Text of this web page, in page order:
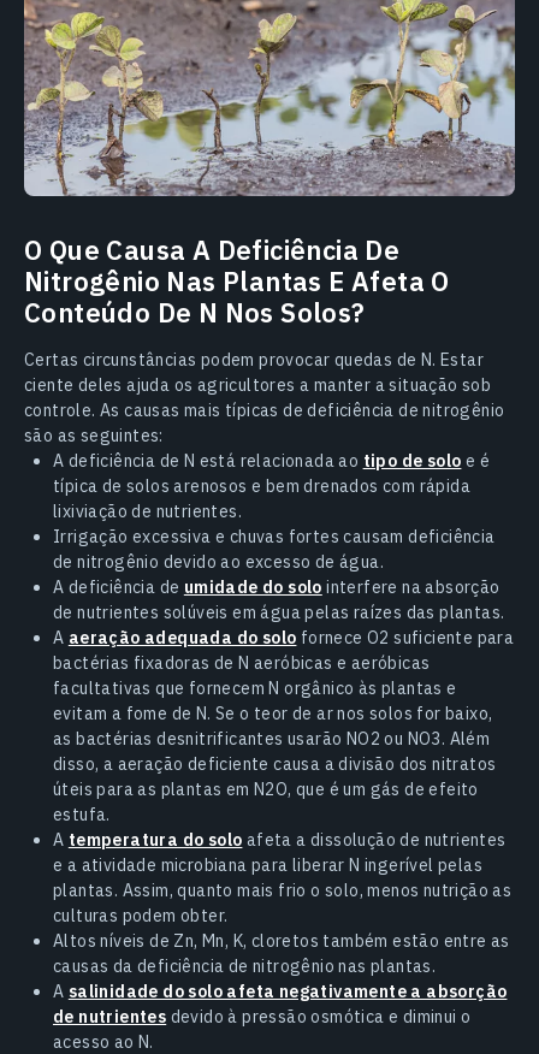
O Que Causa A Deficiência De
Nitrogênio Nas Plantas E Afeta O
Conteúdo De N Nos Solos?
Certas circunstâncias podem provocar quedas de N. Estar
ciente deles ajuda os agricultores a manter a situação sob
controle. As causas mais típicas de deficiência de nitrogênio
são as seguintes:
A deficiência de N está relacionada ao tipo de solo e é
típica de solos arenosos e bem drenados com rápida
lixiviação de nutrientes.
Irrigação excessiva e chuvas fortes causam deficiência
de nitrogênio devido ao excesso de água.
A deficiência de umidade do solo interfere na absorção
de nutrientes solúveis em água pelas raízes das plantas.
A aeração adequada do solo fornece O2 suficiente para
bactérias fixadoras de N aeróbicas e aeróbicas
facultativas que fornecem N orgânico às plantas e
evitam a fome de N. Se o teor de ar nos solos for baixo,
as bactérias desnitrificantes usarão NO2 ou NO3. Além
disso, a aeração deficiente causa a divisão dos nitratos
úteis para as plantas em N2O, que é um gás de efeito
estufa.
A temperatura do solo afeta a dissolução de nutrientes
e a atividade microbiana para liberar N ingerível pelas
plantas. Assim, quanto mais frio o solo, menos nutrição as
culturas podem obter.
Altos níveis de Zn, Mn, K, cloretos também estão entre as
causas da deficiência de nitrogênio nas plantas.
A salinidade do solo afeta negativamente a absorção
de nutrientes devido à pressão osmótica e diminui o
acesso ao N.